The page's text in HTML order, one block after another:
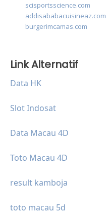
scisportsscience.com
addisababacuisineaz.com
burgerimcamas.com
Link Alternatif
Data HK
Slot Indosat
Data Macau 4D
Toto Macau 4D
result kamboja
toto macau 5d